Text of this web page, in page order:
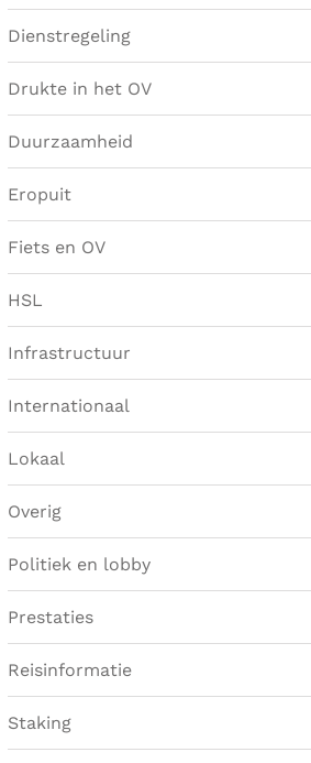
Dienstregeling
Drukte in het OV
Duurzaamheid
Eropuit
Fiets en OV
HSL
Infrastructuur
Internationaal
Lokaal
Overig
Politiek en lobby
Prestaties
Reisinformatie
Staking